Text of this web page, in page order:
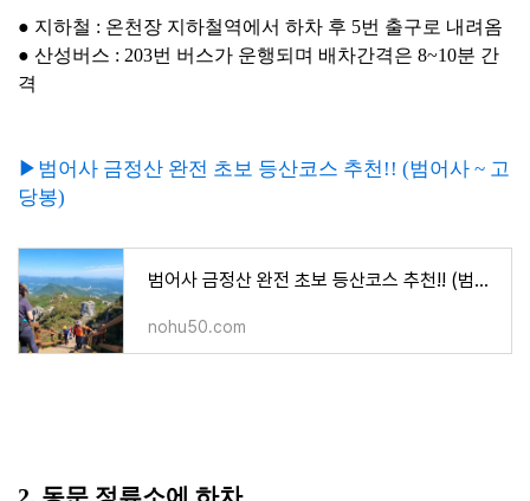
● 지하철 : 온천장 지하철역에서 하차 후 5번 출구로 내려옴
● 산성버스 : 203번 버스가 운행되며 배차간격은 8~10분 간
격
▶범어사 금정산 완전 초보 등산코스 추천!! (범어사 ~ 고
당봉)
범어사 금정산 완전 초보 등산코스 추천!! (범어사 ~ 고당봉)
nohu50.com